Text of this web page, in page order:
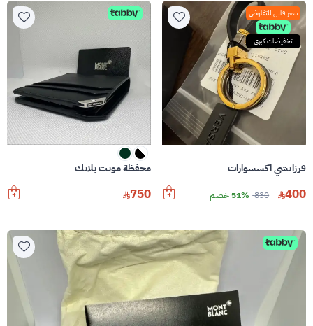
سعر قابل للتفاوض
تخفيضات كبرى
فرزاتشي اكسسوارات
400
830 51% خصم
محفظة مونت بلانك
750